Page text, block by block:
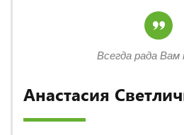
Анастасия
Всегда рада Вам